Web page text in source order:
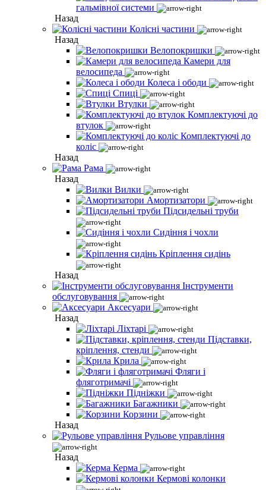
гальмівної системи
Назад
Колісні частини
Назад
Велопокришки
Камери для
велосипеда
Колеса і ободи
Спиці
Втулки
Комплектуючі до
втулок
Комплектуючі до
коліс
Назад
Рама
Назад
Вилки
Амортизатори
Підсидельні труби
Сидіння і чохли
Кріплення сидінь
Назад
Інструменти
обслуговування
Аксесуари
Назад
Ліхтарі
Підставки,
кріплення, стенди
Крила
Фляги і
фляготримачі
Підніжки
Багажники
Корзини
Назад
Рульове управління
Назад
Керма
Кермові колонки